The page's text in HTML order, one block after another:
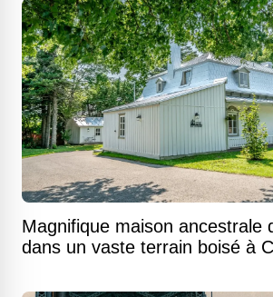
Magnifique maison ancestrale
dans un vaste terrain boisé à